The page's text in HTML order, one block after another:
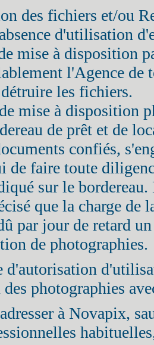
des fichiers et/ou
d'utilisation
mise à disposition
l'Agence de
les fichiers.
mise à disposition
de prêt et de
confiés,
de faire toute
sur le
que la charge de
par jour de retard
de photographies.
d'autorisation
photographies
à Novapix,